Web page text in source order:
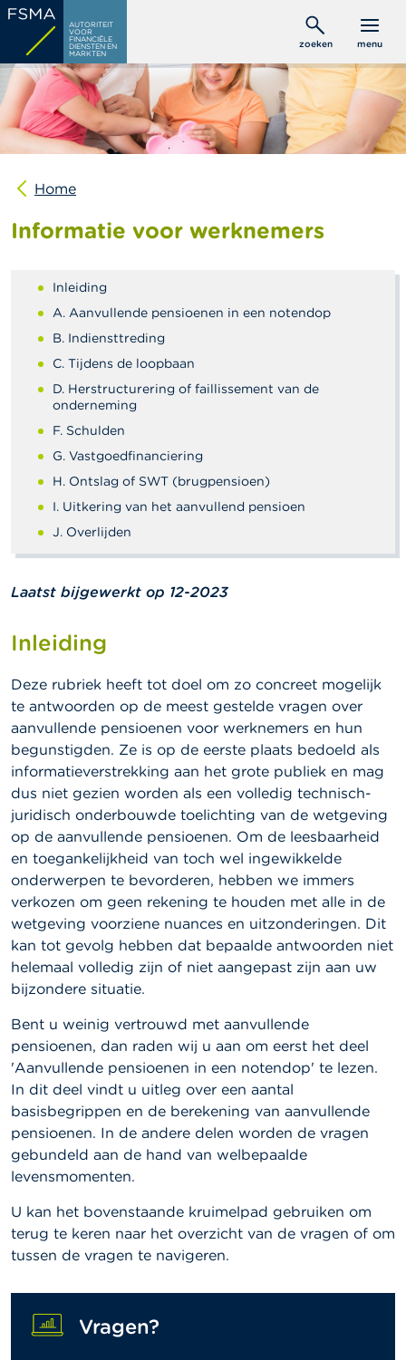
Overslaan
naar
de
inhoud
gaan
AUTORITEIT
VOOR
FINANCIËLE
DIENSTEN EN
MARKTEN
zoeken menu
C
s
u
m
e
n
t
n
P
d
F
S
A
N
i
e
u
w
s
&
W
a
a
r
s
c
h
u
w
n
g
e
n
J
o
b
s
C
o
n
t
a
c
t
o
Home
Informatie voor werknemers
Inleiding
A. Aanvullende pensioenen in een notendop
B. Indiensttreding
C. Tijdens de loopbaan
D. Herstructurering of faillissement van de
onderneming
F. Schulden
G. Vastgoedfinanciering
H. Ontslag of SWT (brugpensioen)
I. Uitkering van het aanvullend pensioen
J. Overlijden
Laatst bijgewerkt op 12-2023
Inleiding
Deze rubriek heeft tot doel om zo concreet mogelijk
te antwoorden op de meest gestelde vragen over
aanvullende pensioenen voor werknemers en hun
begunstigden. Ze is op de eerste plaats bedoeld als
informatieverstrekking aan het grote publiek en mag
dus niet gezien worden als een volledig technisch-
juridisch onderbouwde toelichting van de wetgeving
op de aanvullende pensioenen. Om de leesbaarheid
en toegankelijkheid van toch wel ingewikkelde
onderwerpen te bevorderen, hebben we immers
verkozen om geen rekening te houden met alle in de
wetgeving voorziene nuances en uitzonderingen. Dit
kan tot gevolg hebben dat bepaalde antwoorden niet
helemaal volledig zijn of niet aangepast zijn aan uw
bijzondere situatie.
Bent u weinig vertrouwd met aanvullende
pensioenen, dan raden wij u aan om eerst het deel
'Aanvullende pensioenen in een notendop' te lezen.
In dit deel vindt u uitleg over een aantal
basisbegrippen en de berekening van aanvullende
pensioenen. In de andere delen worden de vragen
gebundeld aan de hand van welbepaalde
levensmomenten.
U kan het bovenstaande kruimelpad gebruiken om
terug te keren naar het overzicht van de vragen of om
tussen de vragen te navigeren.
Vragen?